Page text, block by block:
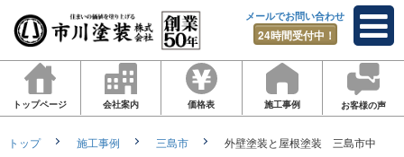
メールでお問い合わせ
24時間受付中！
トップページ 会社案内 価格表 施工事例 お客様の声
トップ 施工事例 三島市 外壁塗装と屋根塗装 三島市中